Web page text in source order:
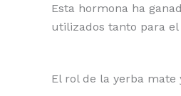
Esta hormona ha
utilizados tanto para
El rol de la yerba mate